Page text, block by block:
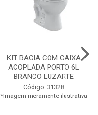
KIT BACIA COM CAIXA
ACOPLADA PORTO 6L
BRANCO LUZARTE
Código: 31328
*Imagem meramente ilustrativa